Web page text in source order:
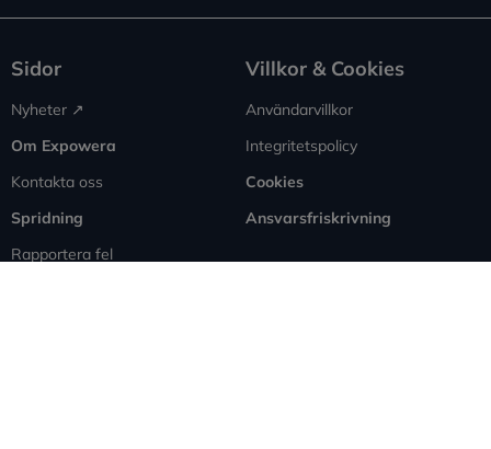
Sidor
Nyheter ↗︎
Om Expowera
Kontakta oss
Spridning
Rapportera fel
Villkor & Cookies
Användarvillkor
Integritetspolicy
Cookies
Ansvarsfriskrivning